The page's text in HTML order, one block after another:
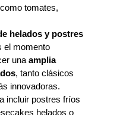
tomates,
helados y postres
el momento
una amplia
, tanto clásicos
innovadoras.
incluir postres fríos
helados o